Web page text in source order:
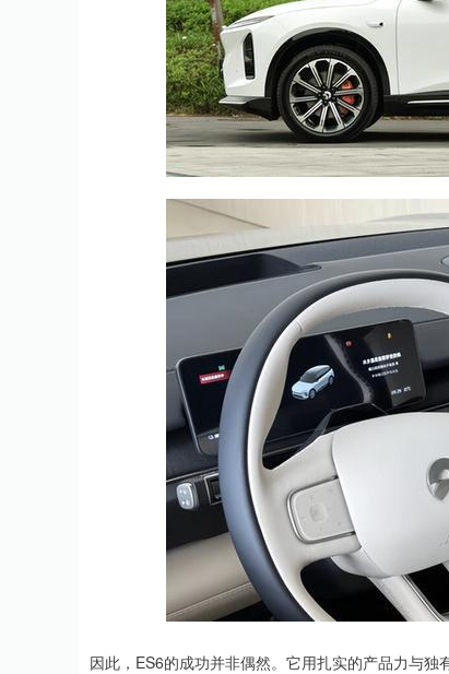
因此，ES6的成功并非偶然。它用扎实的产品力与